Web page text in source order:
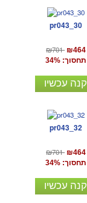
pr043_30
₪701 ₪464
תחסוך: 34%
קנה עכשיו
pr043_32
₪701 ₪464
תחסוך: 34%
קנה עכשיו